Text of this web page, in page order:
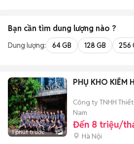
Bạn cần tìm dung lượng nào ?
Dung lượng: 64 GB 128 GB 256
1 phút trước 1
PHỤ KHO KIỂM
Công ty TNHH
Nam
Đến 8 triệu/
Hà Nội